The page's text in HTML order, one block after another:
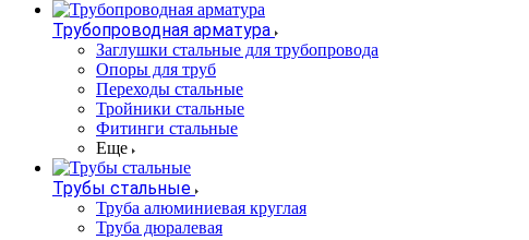
Трубопроводная арматура
Заглушки стальные для трубопровода
Опоры для труб
Переходы стальные
Тройники стальные
Фитинги стальные
Еще
Трубы стальные
Труба алюминиевая круглая
Труба дюралевая